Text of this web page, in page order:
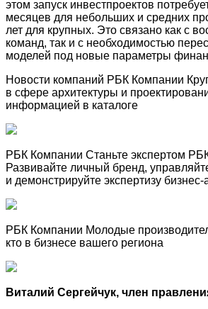
этом запуск инвестпроектов
месяцев для небольших и средних
лет для крупных. Это связано как с
команд, так и с необходимостью
моделей под новые параметры
Новости компаний РБК Компании
в сфере архитектуры и
информацией в каталоге
РБК Компании Станьте экспертом
Развивайте личный бренд,
и демонстрируйте экспертизу бизнес-
РБК Компании Молодые
кто в бизнесе вашего региона
Виталий Сергейчук, член